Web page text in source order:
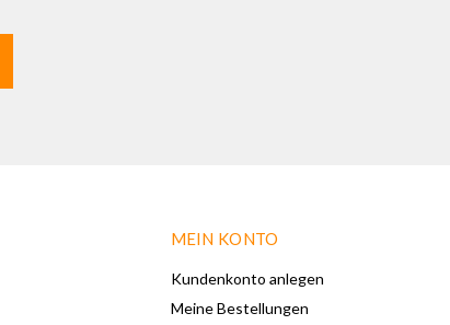
MEIN KONTO
Kundenkonto anlegen
Meine Bestellungen